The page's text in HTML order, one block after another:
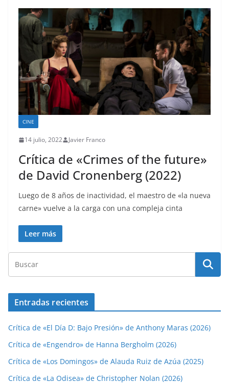
CINE
14 julio, 2022 Javier Franco
Crítica de «Crimes of the future»
de David Cronenberg (2022)
Luego de 8 años de inactividad, el maestro de «la nueva
carne» vuelve a la carga con una compleja cinta
Leer más
Entradas recientes
Crítica de «El Día D: Bajo Presión» de Anthony Maras (2026)
Crítica de «Engendro» de Hanna Bergholm (2026)
Crítica de «Los Domingos» de Alauda Ruiz de Azúa (2025)
Crítica de «La Odisea» de Christopher Nolan (2026)